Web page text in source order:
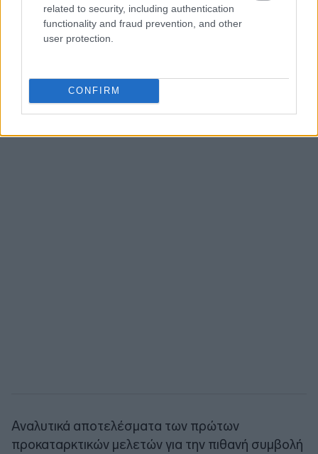
related to security, including authentication
functionality and fraud prevention, and other
user protection.
CONFIRM
Αναλυτικά αποτελέσματα των πρώτων
προκαταρκτικών μελετών για την πιθανή συμβολή